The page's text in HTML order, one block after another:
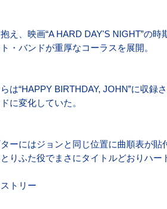
え、映画“A HARD DAY'S NIGHT”の時
・バンドが重厚なコーラスを展開。
は“HAPPY BIRTHDAY, JOHN”に収録
に変化していた。
ーにはジョンと同じ位置に曲順表が貼
りふた役でまさにタイトルどおりハー
トリー